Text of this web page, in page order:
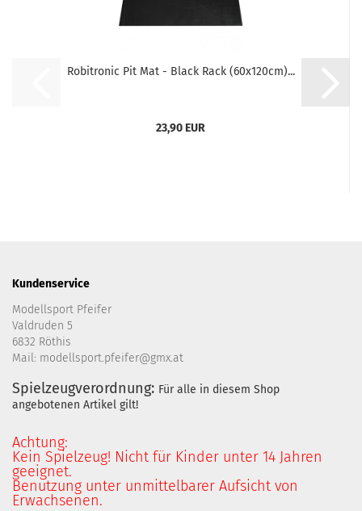
Robitronic Pit Mat - Black Rack (60x120cm)...
23,90 EUR
Kundenservice
Modellsport Pfeifer
Valdruden 5
6832 Röthis
Mail: modellsport.pfeifer@gmx.at
Spielzeugverordnung: Für alle in diesem Shop
angebotenen Artikel gilt!
Achtung:
Kein Spielzeug! Nicht für Kinder unter 14 Jahren
geeignet.
Benutzung unter unmittelbarer Aufsicht von
Erwachsenen.